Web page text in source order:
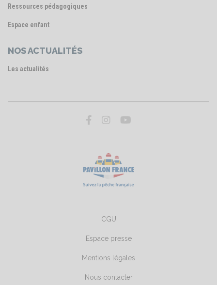
Ressources pédagogiques
Espace enfant
NOS ACTUALITÉS
Les actualités
CGU
Espace presse
Mentions légales
Nous contacter